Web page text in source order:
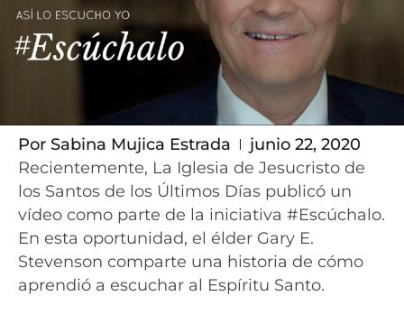
Por Sabina Mujica Estrada
junio 22, 2020
Recientemente, La Iglesia de Jesucristo de
los Santos de los Últimos Días publicó un
vídeo como parte de la iniciativa #Escúchalo.
En esta oportunidad, el élder Gary E.
Stevenson comparte una historia de cómo
aprendió a escuchar al Espíritu Santo.